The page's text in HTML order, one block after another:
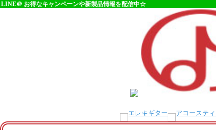
LINE＠ お得なキャンペーンや新製品情報を配信中☆